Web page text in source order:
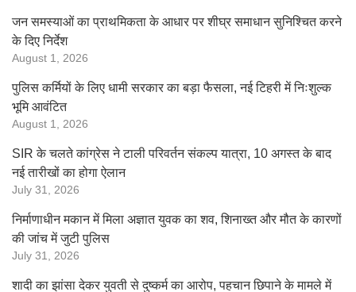
जन समस्याओं का प्राथमिकता के आधार पर शीघ्र समाधान सुनिश्चित करने
के दिए निर्देश
August 1, 2026
पुलिस कर्मियों के लिए धामी सरकार का बड़ा फैसला, नई टिहरी में निःशुल्क
भूमि आवंटित
August 1, 2026
SIR के चलते कांग्रेस ने टाली परिवर्तन संकल्प यात्रा, 10 अगस्त के बाद
नई तारीखों का होगा ऐलान
July 31, 2026
निर्माणाधीन मकान में मिला अज्ञात युवक का शव, शिनाख्त और मौत के कारणों
की जांच में जुटी पुलिस
July 31, 2026
शादी का झांसा देकर युवती से दुष्कर्म का आरोप, पहचान छिपाने के मामले में